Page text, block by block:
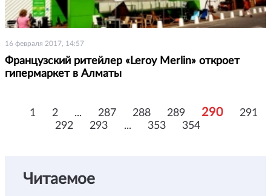
16 февраля 2017, 14:57
Французский ритейлер «Leroy Merlin» откроет
гипермаркет в Алматы
1 2 ... 287 288 289 290
291
292
293 ... 353 354
Читаемое